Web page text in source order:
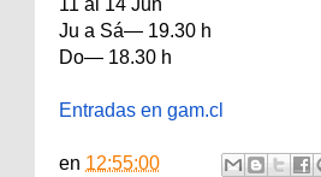
11 al 14 Jun
Ju a Sá— 19.30 h
Do— 18.30 h
Entradas en gam.cl
en 12:55:00